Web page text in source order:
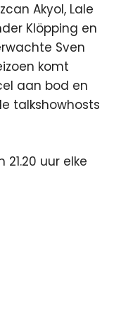
Akyol, Lale
Klöpping en
Sven
komt
aan bod en
talkshowhosts
uur elke